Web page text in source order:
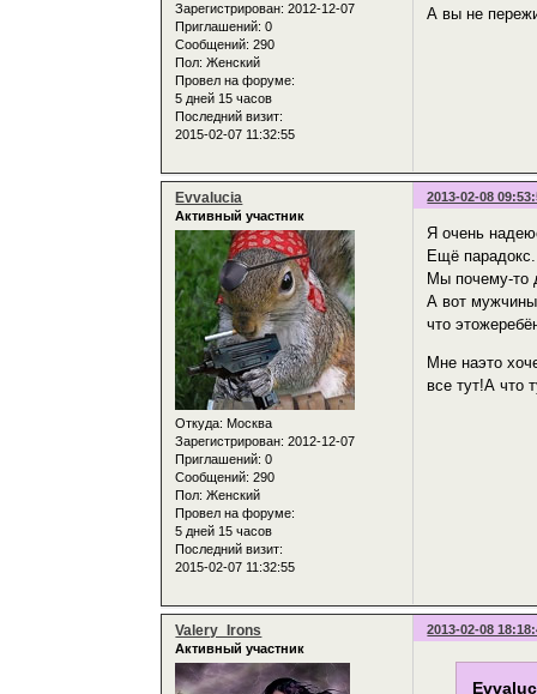
Зарегистрирован: 2012-12-07
Приглашений: 0
Сообщений: 290
Пол: Женский
Провел на форуме:
5 дней 15 часов
Последний визит:
2015-02-07 11:32:55
А вы не
2013-02-08
Evvalucia
Активный участник
Откуда: Москва
Зарегистрирован: 2012-12-07
Приглашений: 0
Сообщений: 290
Пол: Женский
Провел на форуме:
5 дней 15 часов
Последний визит:
2015-02-07 11:32:55
Я очень
Ещё парадокс.
Мы почему-то
А вот мужчины
что
Мне наэто
все тут!А что
2013-02-08
Valery_Irons
Активный участник